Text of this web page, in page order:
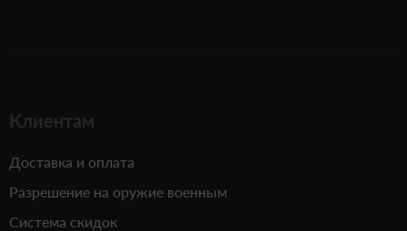
Клиентам
Доставка и оплата
Разрешение на оружие военным
Система скидок